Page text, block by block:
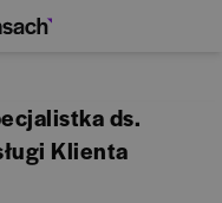
ds.
Klienta